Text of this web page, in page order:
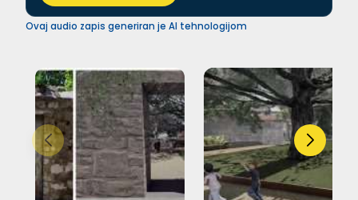
Ovaj audio zapis generiran je AI tehnologijom